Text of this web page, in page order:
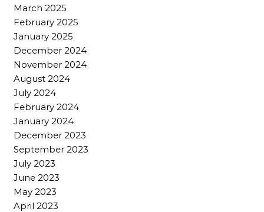
March 2025
February 2025
January 2025
December 2024
November 2024
August 2024
July 2024
February 2024
January 2024
December 2023
September 2023
July 2023
June 2023
May 2023
April 2023